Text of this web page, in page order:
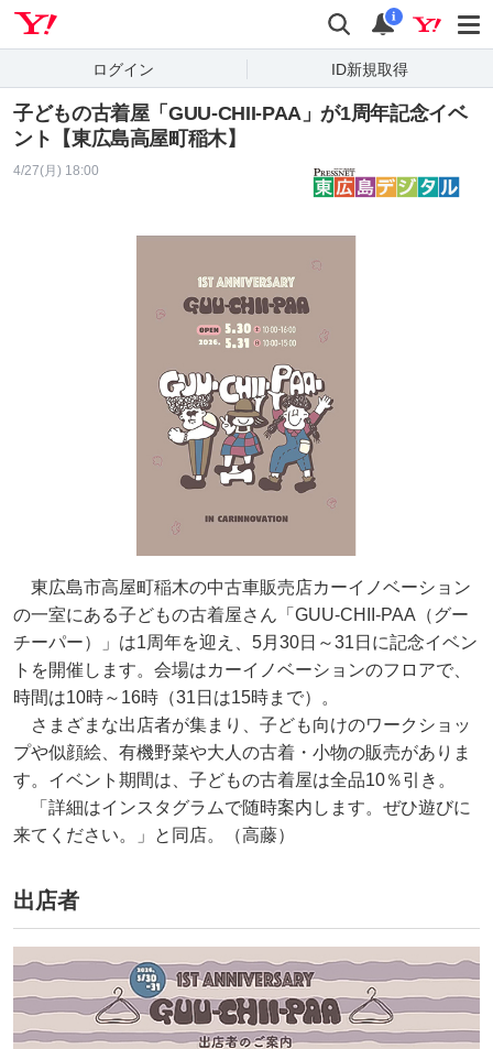
検索 通知
i
ログイン ID新規取得
子どもの古着屋「GUU-CHII-PAA」が1周年記念イベ
ント【東広島高屋町稲木】
4/27(月) 18:00
東広島市高屋町稲木の中古車販売店カーイノベーション
の一室にある子どもの古着屋さん「GUU-CHII-PAA（グー
チーパー）」は1周年を迎え、5月30日～31日に記念イベン
トを開催します。会場はカーイノベーションのフロアで、
時間は10時～16時（31日は15時まで）。
さまざまな出店者が集まり、子ども向けのワークショッ
プや似顔絵、有機野菜や大人の古着・小物の販売がありま
す。イベント期間は、子どもの古着屋は全品10％引き。
「詳細はインスタグラムで随時案内します。ぜひ遊びに
来てください。」と同店。（高藤）
出店者